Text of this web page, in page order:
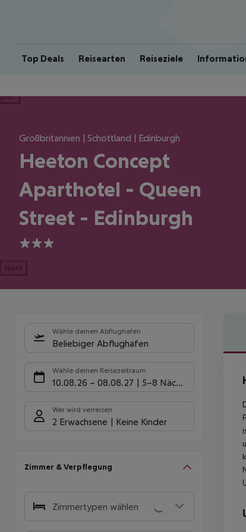
Top Deals Reisearten Reiseziele
Großbritannien | Schottland | Edinburgh
Heeton Concept
Aparthotel - Queen
Street - Edinburgh
3
Next
Wähle deinen Abflughafen
Beliebiger Abflughafen
Wähle deinen Reisezeitraum
10.08.26 – 08.08.27 5-8 Nächte
Wer wird verreisen
2 Erwachsene Keine Kinder
Zimmer & Verpflegung
Zimmertypen wählen